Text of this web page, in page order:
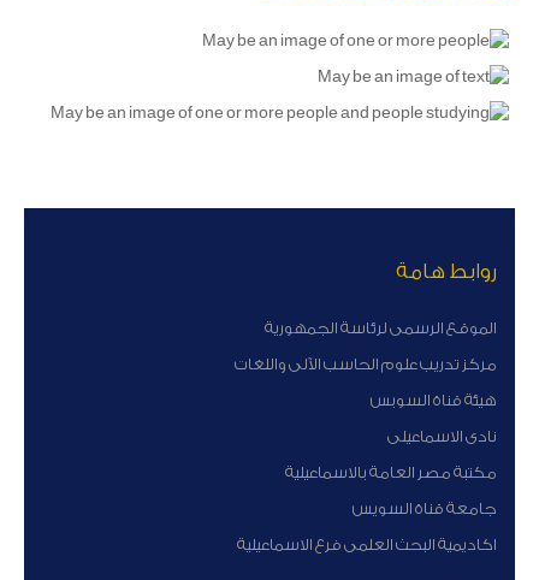
روابط هامة
الموقع الرسمى لرئاسة الجمهورية
مركز تدريب علوم الحاسب الآلى واللغات
هيئة قناة السوبس
نادى الاسماعيلى
مكتبة مصر العامة بالاسماعيلية
جامعة قناة السويس
اكاديمية البحث العلمى فرع الاسماعيلية